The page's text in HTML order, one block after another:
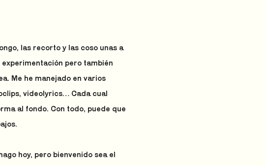
las recorto y las coso unas a
pero también
Me he manejado en varios
videolyrics… Cada cual
al fondo. Con todo, puede que
hoy, pero bienvenido sea el